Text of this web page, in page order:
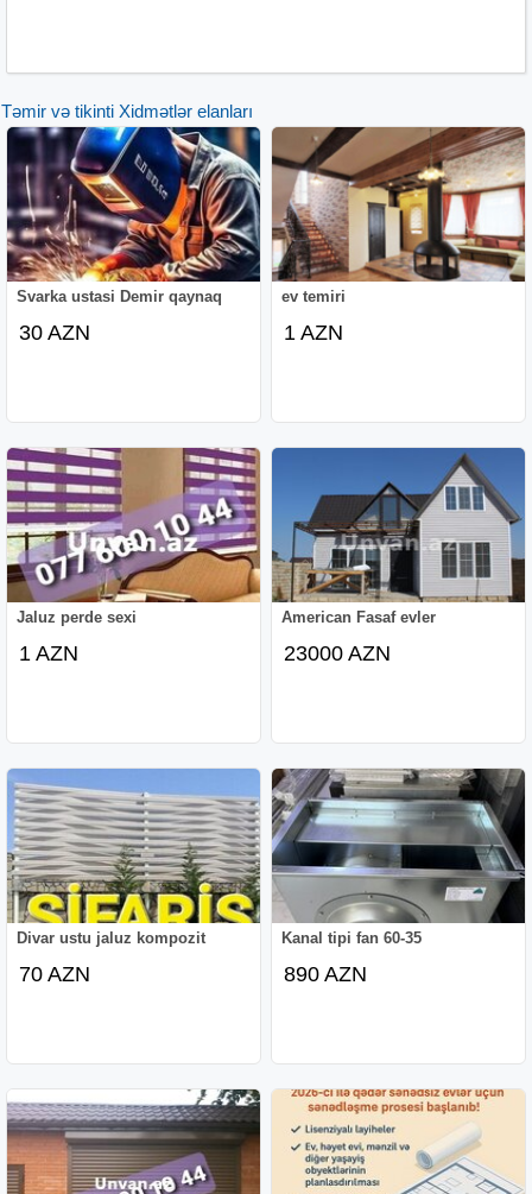
Təmir və tikinti Xidmətlər elanları
Svarka ustasi Demir qaynaq
30 AZN
ev temiri
1 AZN
Jaluz perde sexi
1 AZN
American Fasaf evler
23000 AZN
Divar ustu jaluz kompozit
70 AZN
Kanal tipi fan 60-35
890 AZN